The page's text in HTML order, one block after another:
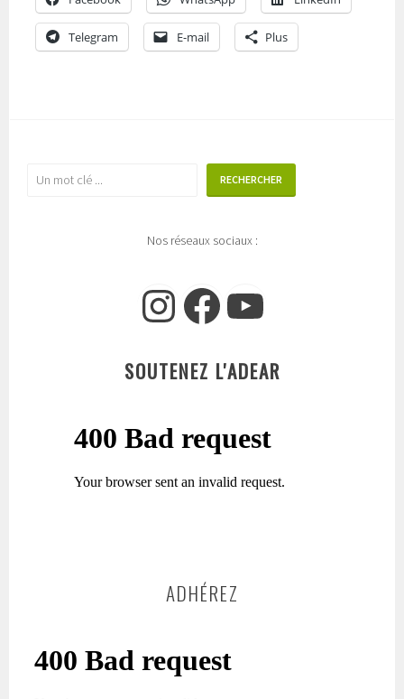
Telegram E-mail Plus
Rechercher RECHERCHER
Nos réseaux sociaux :
Instagram
Facebook
YouTube
SOUTENEZ L'ADEAR
ADHÉREZ